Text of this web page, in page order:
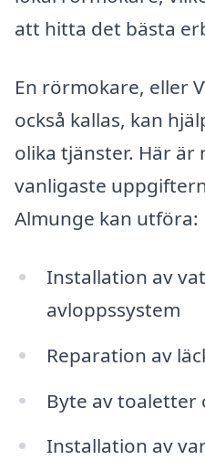
att hitta det bästa
En rörmokare, eller
också kallas, kan
olika tjänster. Här är
vanligaste
Almunge kan utföra:
Installation av
avloppssystem
Reparation av
Byte av toaletter
Installation av